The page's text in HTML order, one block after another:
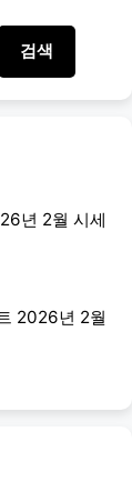
검색
년 2월 시세
2026년 2월